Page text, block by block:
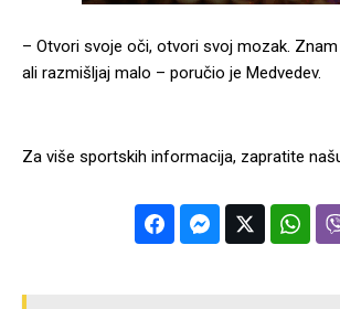
– Otvori svoje oči, otvori svoj mozak.
ali razmišljaj malo – poručio je Medvedev.
Za više sportskih informacija, zapratite